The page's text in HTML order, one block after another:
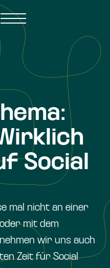
Social
mal nicht an einer
mit dem
wir uns auch
Zeit für Social